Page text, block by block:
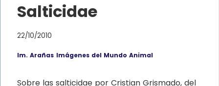
Salticidae
22/10/2010
Im. Arañas Imágenes del Mundo Animal
Sobre las salticidae por Cristian Grismado, del